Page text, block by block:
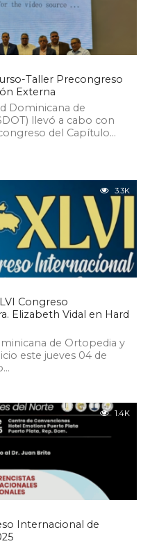
Taller Precongreso
Externa
Dominicana de
llevó a cabo con
del Capítulo...
3.3K
Congreso
Elizabeth Vidal en Hard
de Ortopedia y
este jueves 04 de
1.4K
Internacional de